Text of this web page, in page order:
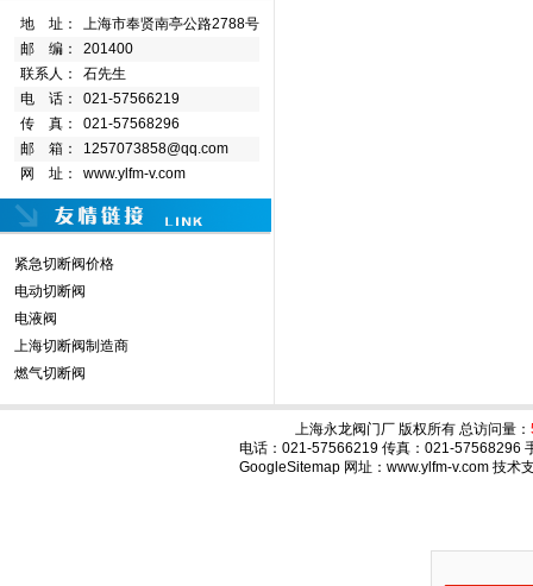
地 址：
上海市奉贤南亭公路2788号
邮 编：
201400
联系人：
石先生
电 话：
021-57566219
传 真：
021-57568296
邮 箱：
1257073858@qq.com
网 址：
www.ylfm-v.com
紧急切断阀价格
电动切断阀
电液阀
上海切断阀制造商
燃气切断阀
上海永龙阀门厂 版权所有 总访问量：
电话：021-57566219 传真：021-57568296
GoogleSitemap网址：www.ylfm-v.com 技术